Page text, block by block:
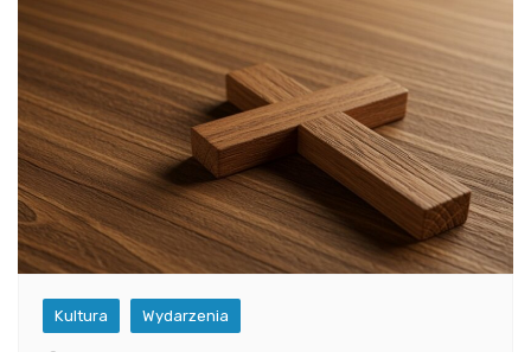
Kultura Wydarzenia